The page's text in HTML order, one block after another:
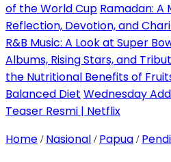
of the World Cup Ramadan: A
Reflection, Devotion, and
R&B Music: A Look at Super
Albums, Rising Stars, and
the Nutritional Benefits of
Balanced Diet Wednesday
Teaser Resmi | Netflix
Home / Nasional / Papua /